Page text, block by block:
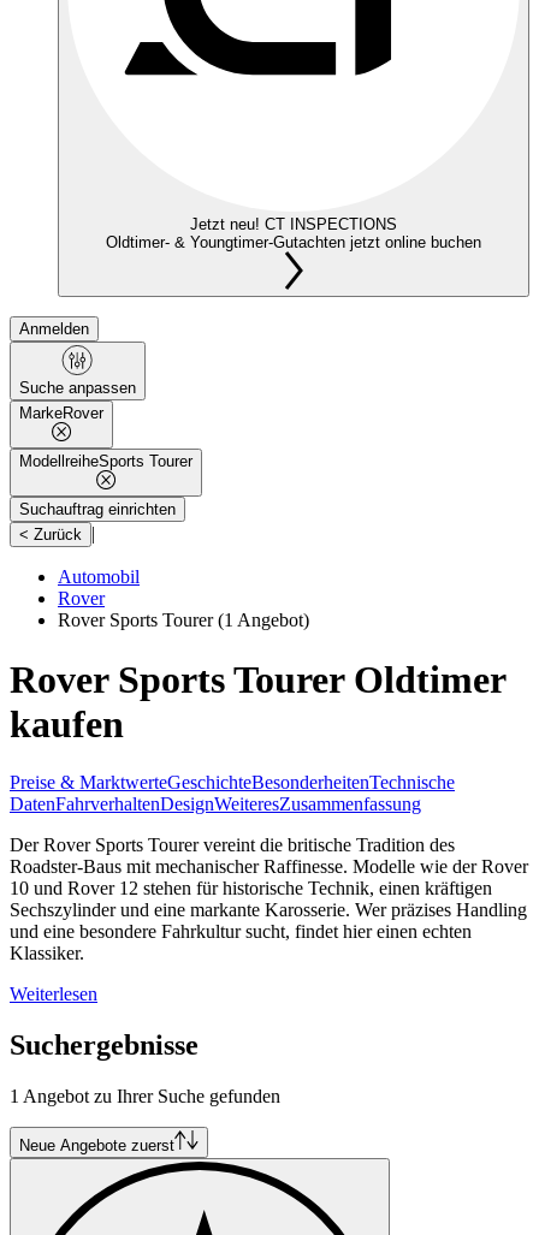
Jetzt neu! CT INSPECTIONS
Oldtimer- & Youngtimer-Gutachten jetzt online buchen
Anmelden
Suche anpassen
MarkeRover
ModellreiheSports Tourer
Suchauftrag einrichten
< Zurück |
Automobil
Rover
Rover Sports Tourer(1 Angebot)
Rover Sports Tourer Oldtimer
kaufen
Preise & MarktwerteGeschichteBesonderheitenTechnische
DatenFahrverhaltenDesignWeiteresZusammenfassung
Der Rover Sports Tourer vereint die britische Tradition des
Roadster-Baus mit mechanischer Raffinesse. Modelle wie der Rover
10 und Rover 12 stehen für historische Technik, einen kräftigen
Sechszylinder und eine markante Karosserie. Wer präzises Handling
und eine besondere Fahrkultur sucht, findet hier einen echten
Klassiker.
Weiterlesen
Suchergebnisse
1 Angebot zu Ihrer Suche gefunden
Neue Angebote zuerst